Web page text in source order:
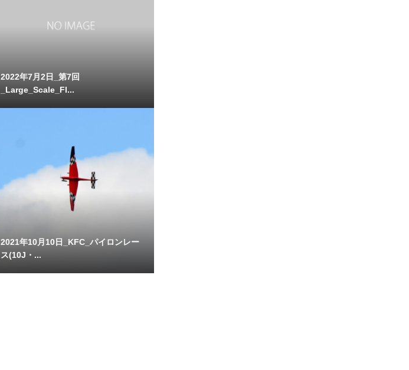
2022年7月2日_第7回
_Large_Scale_Fl...
2021年10月10日_KFC_パイロンレー
ス(10J・...